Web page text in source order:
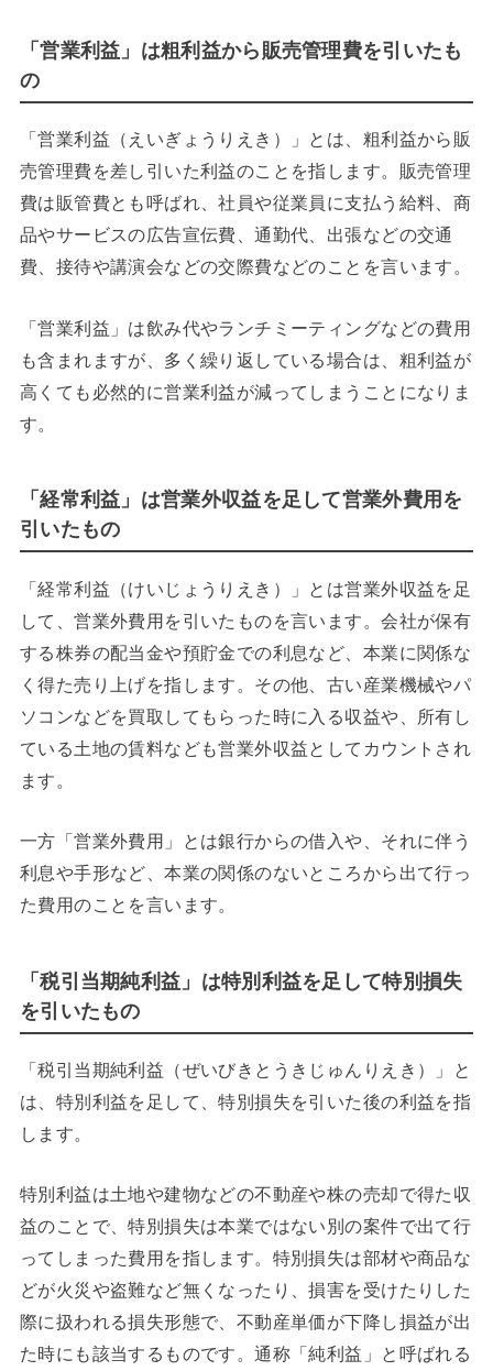
「営業利益」は粗利益から販売管理費を引いたも
の
「営業利益（えいぎょうりえき）」とは、粗利益から販
売管理費を差し引いた利益のことを指します。販売管理
費は販管費とも呼ばれ、社員や従業員に支払う給料、商
品やサービスの広告宣伝費、通勤代、出張などの交通
費、接待や講演会などの交際費などのことを言います。
「営業利益」は飲み代やランチミーティングなどの費用
も含まれますが、多く繰り返している場合は、粗利益が
高くても必然的に営業利益が減ってしまうことになりま
す。
「経常利益」は営業外収益を足して営業外費用を
引いたもの
「経常利益（けいじょうりえき）」とは営業外収益を足
して、営業外費用を引いたものを言います。会社が保有
する株券の配当金や預貯金での利息など、本業に関係な
く得た売り上げを指します。その他、古い産業機械やパ
ソコンなどを買取してもらった時に入る収益や、所有し
ている土地の賃料なども営業外収益としてカウントされ
ます。
一方「営業外費用」とは銀行からの借入や、それに伴う
利息や手形など、本業の関係のないところから出て行っ
た費用のことを言います。
「税引当期純利益」は特別利益を足して特別損失
を引いたもの
「税引当期純利益（ぜいびきとうきじゅんりえき）」と
は、特別利益を足して、特別損失を引いた後の利益を指
します。
特別利益は土地や建物などの不動産や株の売却で得た収
益のことで、特別損失は本業ではない別の案件で出て行
ってしまった費用を指します。特別損失は部材や商品な
どが火災や盗難など無くなったり、損害を受けたりした
際に扱われる損失形態で、不動産単価が下降し損益が出
た時にも該当するものです。通称「純利益」と呼ばれる